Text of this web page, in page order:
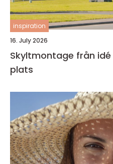
inspiration
16. July 2026
Skyltmontage från idé till färdig skylt på
plats